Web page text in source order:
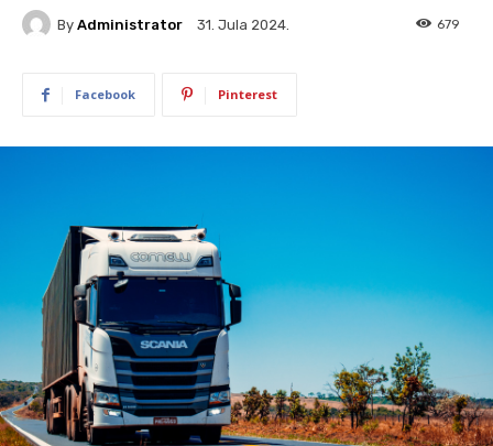
By Administrator 31. Jula 2024. 679
Facebook Pinterest